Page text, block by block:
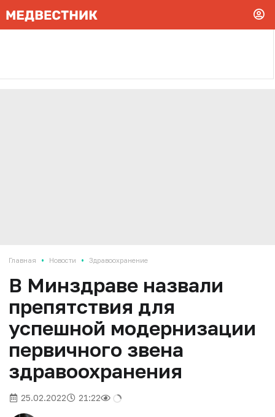
Главная • Новости • Здравоохранение
В Минздраве назвали
препятствия для
успешной модернизации
первичного звена
здравоохранения
25.02.2022 21:22